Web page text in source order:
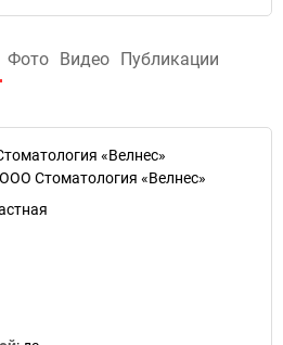
Фото Видео Публикации
«Велнес»
ООО Cтоматология «Велнес»